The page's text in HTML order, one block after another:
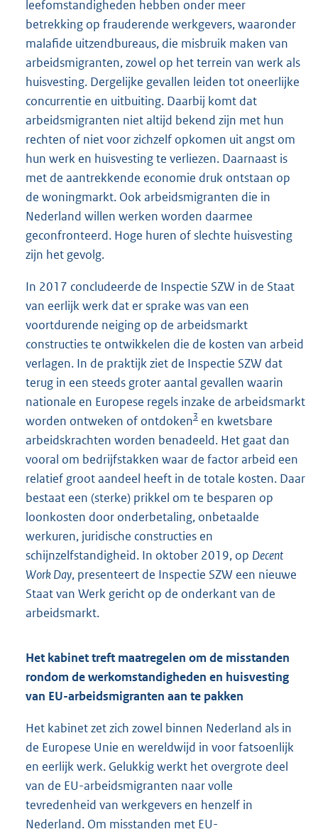
leefomstandigheden hebben onder meer
betrekking op frauderende werkgevers, waaronder
malafide uitzendbureaus, die misbruik maken van
arbeidsmigranten, zowel op het terrein van werk als
huisvesting. Dergelijke gevallen leiden tot oneerlijke
concurrentie en uitbuiting. Daarbij komt dat
arbeidsmigranten niet altijd bekend zijn met hun
rechten of niet voor zichzelf opkomen uit angst om
hun werk en huisvesting te verliezen. Daarnaast is
met de aantrekkende economie druk ontstaan op
de woningmarkt. Ook arbeidsmigranten die in
Nederland willen werken worden daarmee
geconfronteerd. Hoge huren of slechte huisvesting
zijn het gevolg.
In 2017 concludeerde de Inspectie SZW in de Staat
van eerlijk werk dat er sprake was van een
voortdurende neiging op de arbeidsmarkt
constructies te ontwikkelen die de kosten van arbeid
verlagen. In de praktijk ziet de Inspectie SZW dat
terug in een steeds groter aantal gevallen waarin
nationale en Europese regels inzake de arbeidsmarkt
worden ontweken of ontdoken3 en kwetsbare
arbeidskrachten worden benadeeld. Het gaat dan
vooral om bedrijfstakken waar de factor arbeid een
relatief groot aandeel heeft in de totale kosten. Daar
bestaat een (sterke) prikkel om te besparen op
loonkosten door onderbetaling, onbetaalde
werkuren, juridische constructies en
schijnzelfstandigheid. In oktober 2019, op Decent
Work Day, presenteert de Inspectie SZW een nieuwe
Staat van Werk gericht op de onderkant van de
arbeidsmarkt.
Het kabinet treft maatregelen om de misstanden
rondom de werkomstandigheden en huisvesting
van EU-arbeidsmigranten aan te pakken
Het kabinet zet zich zowel binnen Nederland als in
de Europese Unie en wereldwijd in voor fatsoenlijk
en eerlijk werk. Gelukkig werkt het overgrote deel
van de EU-arbeidsmigranten naar volle
tevredenheid van werkgevers en henzelf in
Nederland. Om misstanden met EU-